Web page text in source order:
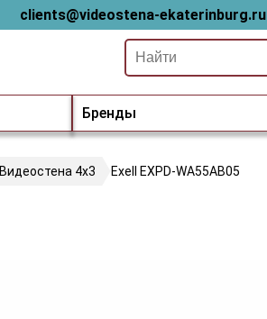
clients@videostena-ekaterinburg.ru
Бренды
Видеостена 4х3 Exell EXPD-WA55AB05